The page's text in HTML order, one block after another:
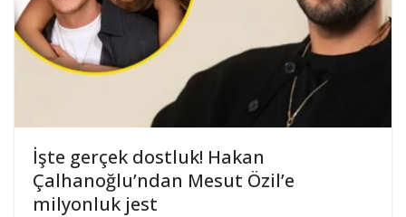
İşte gerçek dostluk! Hakan
Çalhanoğlu’ndan Mesut Özil’e
milyonluk jest